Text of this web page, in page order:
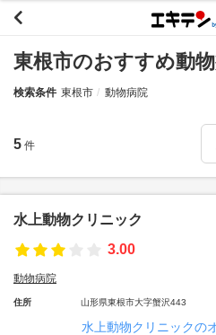
東根市のおすすめ動
検索条件 東根市 動物病院
5 件
水上動物クリニック
3.00
動物病院
住所 山形県東根市大字蟹沢443
水上動物クリニックの